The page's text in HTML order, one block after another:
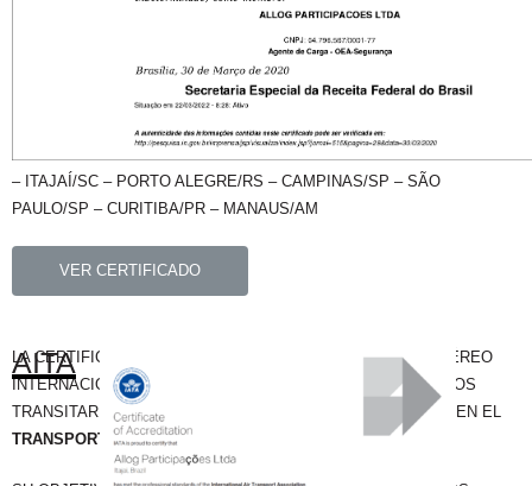
– ITAJAÍ/SC – PORTO ALEGRE/RS – CAMPINAS/SP – SÃO
PAULO/SP – CURITIBA/PR – MANAUS/AM
VER CERTIFICADO
AITA
LA CERTIFICACIÓN IATA (ASOCIACIÓN DE TRANSPORTE AÉREO
INTERNACIONAL) TIENE POR OBJETO GARANTIZAR QUE LOS
TRANSITARIOS CUMPLEN LA NORMATIVA INTERNACIONAL EN EL
TRANSPORTE DEMERCANCÍAS POR VÍA AÉREA.